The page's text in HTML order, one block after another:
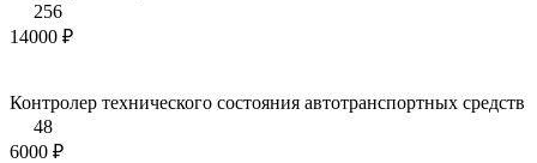
256
14000 ₽
Контролер технического состояния автотранспортных средств
48
6000 ₽